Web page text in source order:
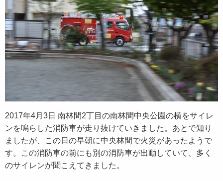
2017年4月3日 南林間2丁目の南林間中央公園の横をサイレ
ンを鳴らした消防車が走り抜けていきました。あとで知り
ましたが、この日の早朝に中央林間で火災があったようで
す。この消防車の前にも別の消防車が出動していて、多く
のサイレンが聞こえてきました。